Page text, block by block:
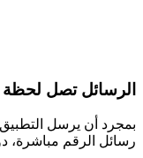
الرسائل تصل لحظة
بمجرد أن يرسل
رسائل الرقم مباشرة،